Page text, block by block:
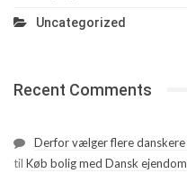
Uncategorized
Recent Comments
Derfor vælger flere
til Køb bolig med Dansk